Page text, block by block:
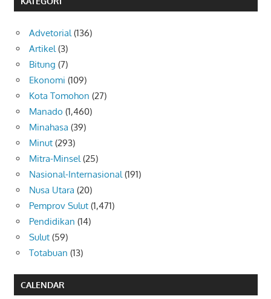
Advetorial (136)
Artikel (3)
Bitung (7)
Ekonomi (109)
Kota Tomohon (27)
Manado (1,460)
Minahasa (39)
Minut (293)
Mitra-Minsel (25)
Nasional-Internasional (191)
Nusa Utara (20)
Pemprov Sulut (1,471)
Pendidikan (14)
Sulut (59)
Totabuan (13)
CALENDAR